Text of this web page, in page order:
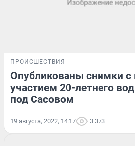
ПРОИСШЕСТВИЯ
Опубликованы снимки с
участием 20-летнего
под Сасовом
19 августа, 2022, 14:17 3 373